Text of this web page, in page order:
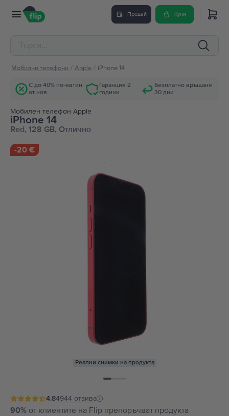
Продай Купи
Мобилни телефони / Apple / iPhone 14
С до 40% по-евтин
от нов
Гаранция 2
години
Безплатно връщане
30 дни
Мобилен телефон Apple
iPhone 14
Red, 128 GB, Отлично
-20 €
Реални снимки на продукта
4.84944 отзива
90% от клиентите на Flip препоръчват продукта